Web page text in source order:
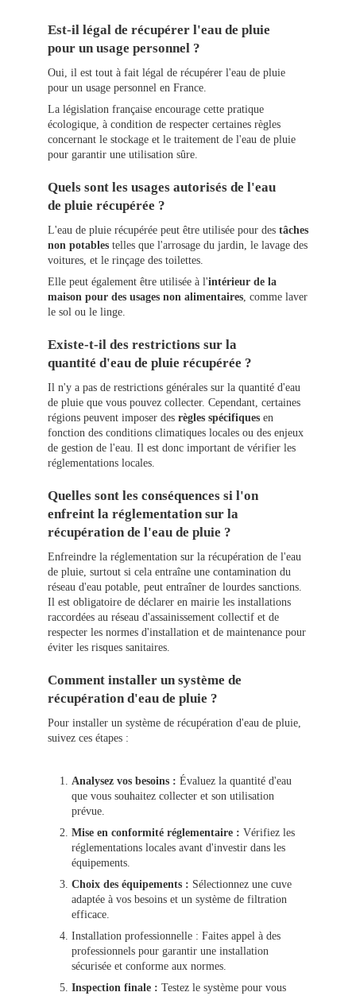
Est-il légal de récupérer l'eau de pluie
pour un usage personnel ?
Oui, il est tout à fait légal de récupérer l'eau de pluie
pour un usage personnel en France.
La législation française encourage cette pratique
écologique, à condition de respecter certaines règles
concernant le stockage et le traitement de l'eau de pluie
pour garantir une utilisation sûre.
Quels sont les usages autorisés de l'eau
de pluie récupérée ?
L'eau de pluie récupérée peut être utilisée pour des tâches
non potables telles que l'arrosage du jardin, le lavage des
voitures, et le rinçage des toilettes.
Elle peut également être utilisée à l'intérieur de la
maison pour des usages non alimentaires, comme laver
le sol ou le linge.
Existe-t-il des restrictions sur la
quantité d'eau de pluie récupérée ?
Il n'y a pas de restrictions générales sur la quantité d'eau
de pluie que vous pouvez collecter. Cependant, certaines
régions peuvent imposer des règles spécifiques en
fonction des conditions climatiques locales ou des enjeux
de gestion de l'eau. Il est donc important de vérifier les
réglementations locales.
Quelles sont les conséquences si l'on
enfreint la réglementation sur la
récupération de l'eau de pluie ?
Enfreindre la réglementation sur la récupération de l'eau
de pluie, surtout si cela entraîne une contamination du
réseau d'eau potable, peut entraîner de lourdes sanctions.
Il est obligatoire de déclarer en mairie les installations
raccordées au réseau d'assainissement collectif et de
respecter les normes d'installation et de maintenance pour
éviter les risques sanitaires.
Comment installer un système de
récupération d'eau de pluie ?
Pour installer un système de récupération d'eau de pluie,
suivez ces étapes :
Analysez vos besoins : Évaluez la quantité d'eau
que vous souhaitez collecter et son utilisation
prévue.
Mise en conformité réglementaire : Vérifiez les
réglementations locales avant d'investir dans les
équipements.
Choix des équipements : Sélectionnez une cuve
adaptée à vos besoins et un système de filtration
efficace.
Installation professionnelle : Faites appel à des
professionnels pour garantir une installation
sécurisée et conforme aux normes.
Inspection finale : Testez le système pour vous